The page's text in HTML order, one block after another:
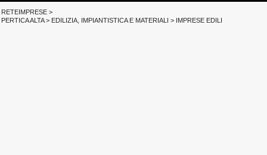
RETEIMPRESE >
PERTICA ALTA> EDILIZIA, IMPIANTISTICA E MATERIALI > IMPRESE EDILI